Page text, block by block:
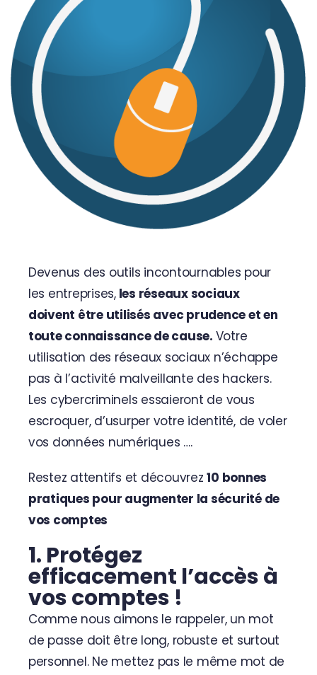
Contactez-nous
Devenus des outils incontournables pour
les entreprises,les réseaux sociaux
doivent être utilisés avec prudence et en
toute connaissance de cause. Votre
utilisation des réseaux sociaux n’échappe
pas à l’activité malveillante des hackers.
Les cybercriminels essaieront de vous
escroquer, d’usurper votre identité, de voler
vos données numériques ….
Restez attentifs et découvrez10 bonnes
pratiques pour augmenter la sécurité de
vos comptes
1. Protégez
efficacement l’accès à
vos comptes !
Comme nous aimons le rappeler, un mot
de passe doit être long, robuste et surtout
personnel. Ne mettez pas le même mot de